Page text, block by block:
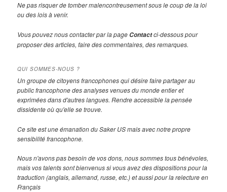
Ne pas risquer de tomber malencontreusement sous le coup de la loi
ou des lois à venir.
Vous pouvez nous contacter par la page Contactci-dessous pour
proposer des articles, faire des commentaires, des remarques.
QUI SOMMES-NOUS ?
Un groupe de citoyens francophones qui désire faire partager au
public francophone des analyses venues du monde entier et
exprimées dans d'autres langues. Rendre accessible la pensée
dissidente où qu'elle se trouve.
Ce site est une émanation du Saker US mais avec notre propre
sensibilité francophone.
Nous n'avons pas besoin de vos dons, nous sommes tous bénévoles,
mais vos talents sont bienvenus si vous avez des dispositions pour la
traduction (anglais, allemand, russe, etc.) et aussi pour la relecture en
Français